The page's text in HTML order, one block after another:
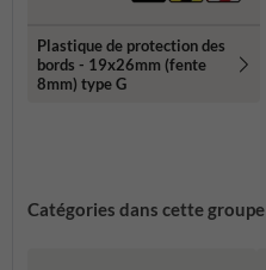
Plastique de protection des
bords - 19x26mm (fente
8mm) type G
Catégories dans cette groupe